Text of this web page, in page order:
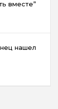
вместе”
нашел